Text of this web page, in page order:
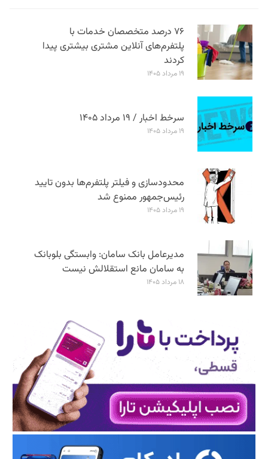
۷۶ درصد متخصصان خدمات با
پلتفرم‌های آنلاین مشتری بیشتری پیدا
کردند
۱۹ مرداد ۱۴۰۵
سرخط اخبار / ۱۹ مرداد ۱۴۰۵
۱۹ مرداد ۱۴۰۵
محدودسازی و فیلتر پلتفرم‌ها بدون تایید
رئیس‌جمهور ممنوع شد
۱۹ مرداد ۱۴۰۵
مدیرعامل بانک سامان: وابستگی بلوبانک
به سامان مانع استقلالش نیست
۱۸ مرداد ۱۴۰۵